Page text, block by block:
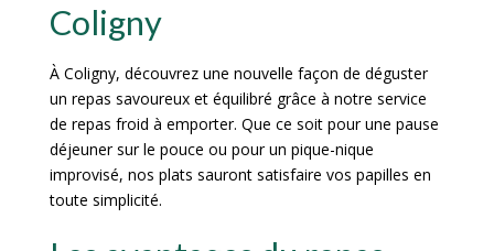
Coligny
À Coligny, découvrez une nouvelle façon de déguster
un repas savoureux et équilibré grâce à notre service
de repas froid à emporter. Que ce soit pour une pause
déjeuner sur le pouce ou pour un pique-nique
improvisé, nos plats sauront satisfaire vos papilles en
toute simplicité.